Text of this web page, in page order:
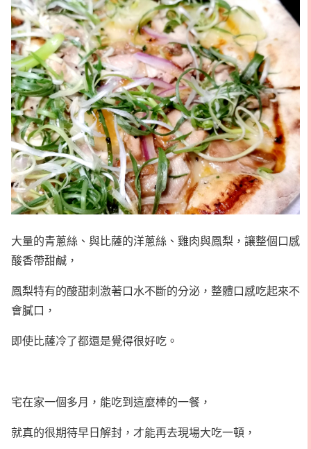
大量的青蔥絲、與比薩的洋蔥絲、雞肉與鳳梨，讓整個口感
酸香帶甜鹹，
鳳梨特有的酸甜刺激著口水不斷的分泌，整體口感吃起來不
會膩口，
即使比薩冷了都還是覺得很好吃。
宅在家一個多月，能吃到這麼棒的一餐，
就真的很期待早日解封，才能再去現場大吃一頓，